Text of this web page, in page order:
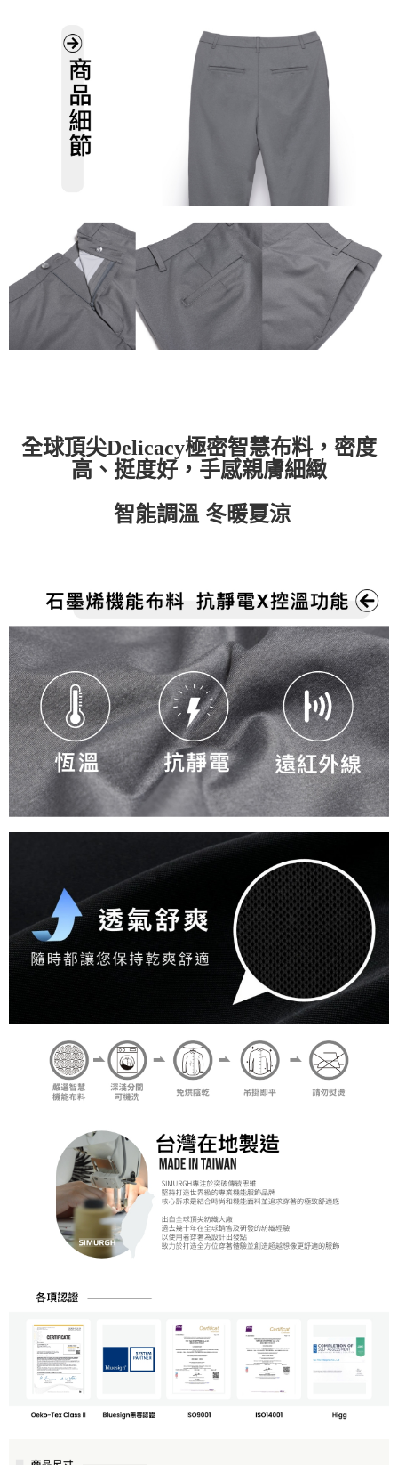
全球頂尖Delicacy極密智慧布料，密度
高 、挺度好，手感親膚細緻
智能調溫 冬暖夏涼